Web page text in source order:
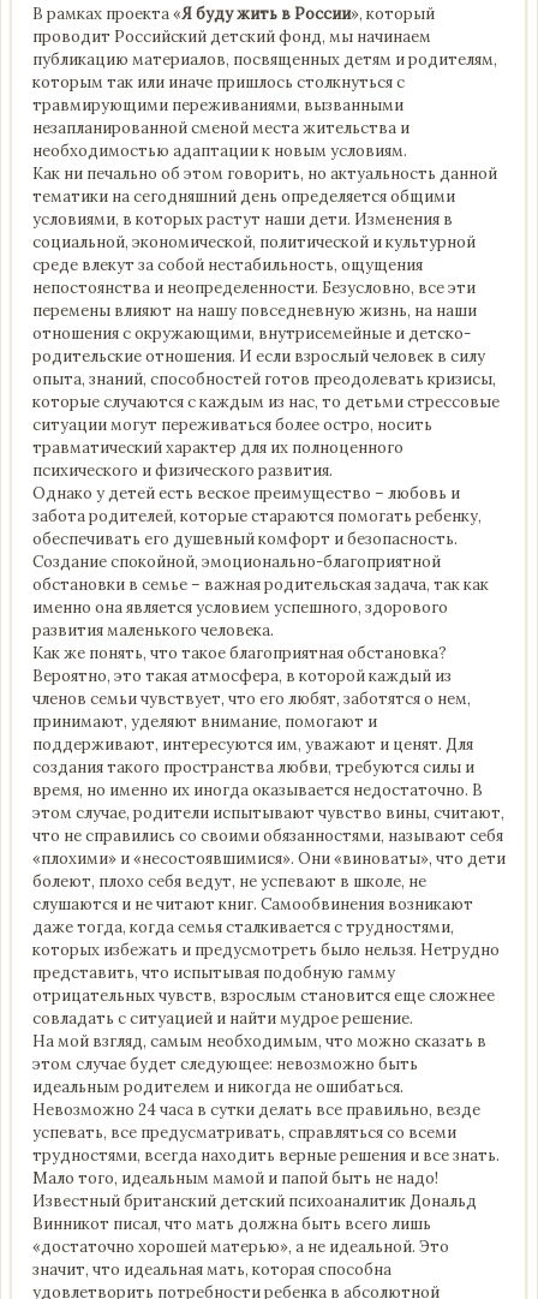
В рамках проекта «Я буду жить в России», который
проводит Российский детский фонд, мы начинаем
публикацию материалов, посвященных детям и родителям,
которым так или иначе пришлось столкнуться с
травмирующими переживаниями, вызванными
незапланированной сменой места жительства и
необходимостью адаптации к новым условиям.
Как ни печально об этом говорить, но актуальность данной
тематики на сегодняшний день определяется общими
условиями, в которых растут наши дети. Изменения в
социальной, экономической, политической и культурной
среде влекут за собой нестабильность, ощущения
непостоянства и неопределенности. Безусловно, все эти
перемены влияют на нашу повседневную жизнь, на наши
отношения с окружающими, внутрисемейные и детско-
родительские отношения. И если взрослый человек в силу
опыта, знаний, способностей готов преодолевать кризисы,
которые случаются с каждым из нас, то детьми стрессовые
ситуации могут переживаться более остро, носить
травматический характер для их полноценного
психического и физического развития.
Однако у детей есть веское преимущество – любовь и
забота родителей, которые стараются помогать ребенку,
обеспечивать его душевный комфорт и безопасность.
Создание спокойной, эмоционально-благоприятной
обстановки в семье – важная родительская задача, так как
именно она является условием успешного, здорового
развития маленького человека.
Как же понять, что такое благоприятная обстановка?
Вероятно, это такая атмосфера, в которой каждый из
членов семьи чувствует, что его любят, заботятся о нем,
принимают, уделяют внимание, помогают и
поддерживают, интересуются им, уважают и ценят. Для
создания такого пространства любви, требуются силы и
время, но именно их иногда оказывается недостаточно. В
этом случае, родители испытывают чувство вины, считают,
что не справились со своими обязанностями, называют себя
«плохими» и «несостоявшимися». Они «виноваты», что дети
болеют, плохо себя ведут, не успевают в школе, не
слушаются и не читают книг. Самообвинения возникают
даже тогда, когда семья сталкивается с трудностями,
которых избежать и предусмотреть было нельзя. Нетрудно
представить, что испытывая подобную гамму
отрицательных чувств, взрослым становится еще сложнее
совладать с ситуацией и найти мудрое решение.
На мой взгляд, самым необходимым, что можно сказать в
этом случае будет следующее: невозможно быть
идеальным родителем и никогда не ошибаться.
Невозможно 24 часа в сутки делать все правильно, везде
успевать, все предусматривать, справляться со всеми
трудностями, всегда находить верные решения и все знать.
Мало того, идеальным мамой и папой быть не надо!
Известный британский детский психоаналитик Дональд
Винникот писал, что мать должна быть всего лишь
«достаточно хорошей матерью», а не идеальной. Это
значит, что идеальная мать, которая способна
удовлетворить потребности ребенка в абсолютной